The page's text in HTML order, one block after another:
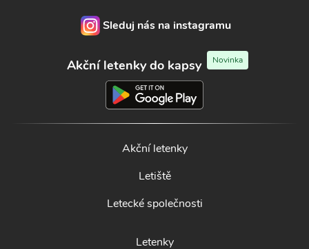
Sleduj nás na instagramu
Akční letenky do kapsy Novinka
Akční letenky
Letiště
Letecké společnosti
Letenky